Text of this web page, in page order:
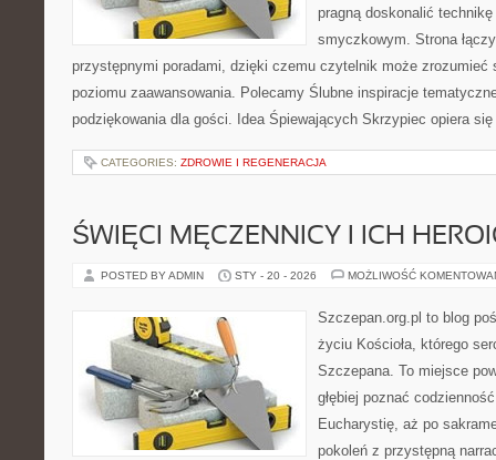
pragną doskonalić
smyczkowym. Strona
przystępnymi poradami, dzięki czemu czytelnik może zrozumieć
poziomu zaawansowania. Polecamy Ślubne inspiracje
podziękowania dla gości. Idea Śpiewających Skrzypiec opiera
CATEGORIES: ZDROWIE I REGENERACJA
ŚWIĘCI MĘCZENNICY I ICH
POSTED BY ADMIN STY - 20 - 2026 MOŻLIWOŚĆ
Szczepan.org.pl to blog
życiu Kościoła, którego
Szczepana. To miejsce
głębiej poznać
Eucharystię, aż po
pokoleń z przystępną